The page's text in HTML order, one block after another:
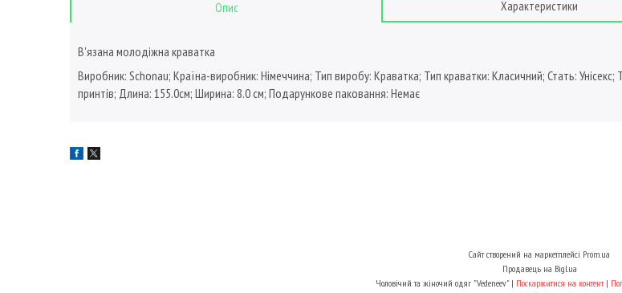
Опис Характеристики
В'язана молодіжна краватка
Виробник: Schonau; Країна-виробник: Німеччина; Тип виробу: Краватка; Тип краватки: Класичний; Стать: Унісекс;
принтів; Длина: 155.0см; Ширина: 8.0 см; Подарункове паковання: Немає
Сайт створений на маркетплейсі Prom.ua
Продавець на Bigl.ua
Чоловічий та жіночий одяг "Vedeneev" | Поскаржитися на контент |